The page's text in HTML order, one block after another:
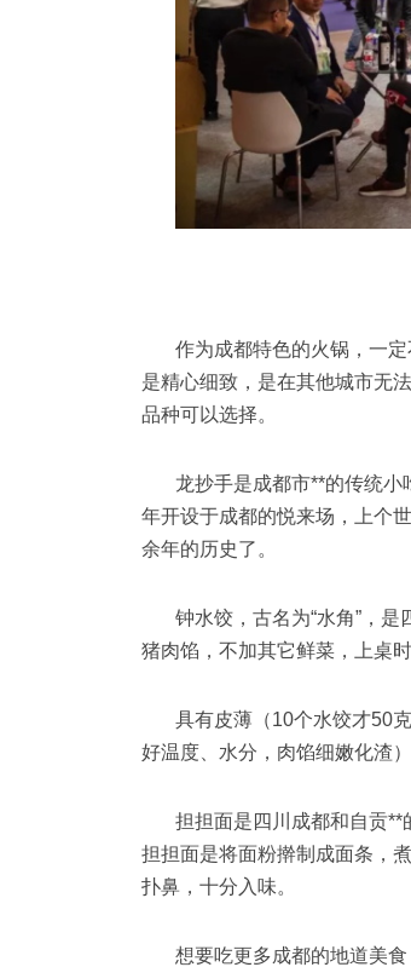
作为成都特色的火锅，一
是精心细致，是在其他城市无
品种可以选择。
龙抄手是成都市**的传统小
年开设于成都的悦来场，上个
余年的历史了。
钟水饺，古名为“水角”，
猪肉馅，不加其它鲜菜，上桌
具有皮薄（10个水饺才50
好温度、水分，肉馅细嫩化渣
担担面是四川成都和自贡**
担担面是将面粉擀制成面条，
扑鼻，十分入味。
想要吃更多成都的地道美